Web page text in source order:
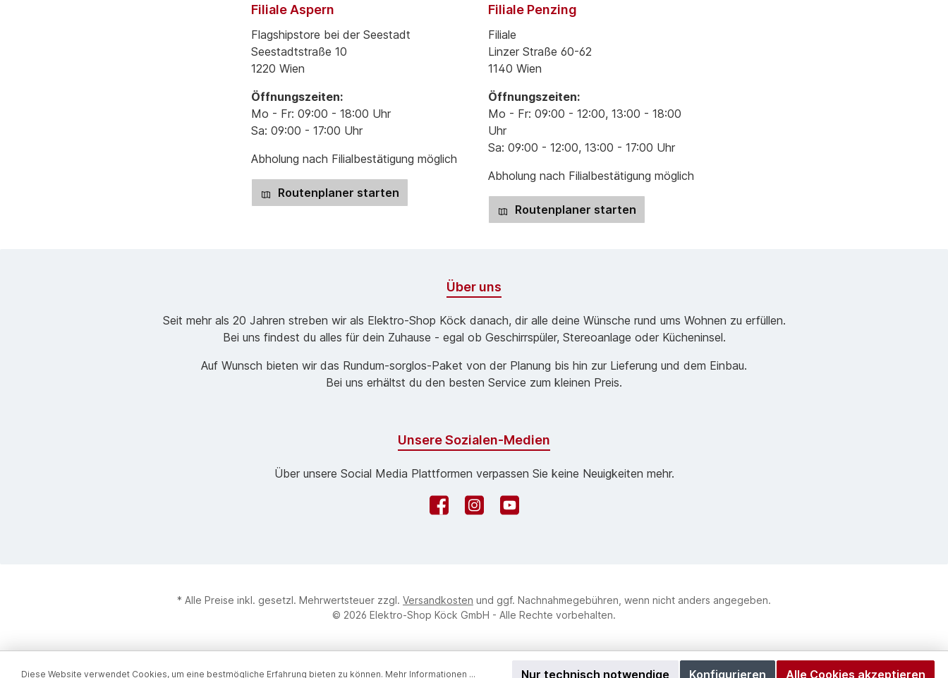
Filiale Aspern
Flagshipstore bei der Seestadt
Seestadtstraße 10
1220 Wien
Öffnungszeiten:
Mo - Fr: 09:00 - 18:00 Uhr
Sa: 09:00 - 17:00 Uhr
Abholung nach Filialbestätigung möglich
Routenplaner starten
Filiale Penzing
Filiale
Linzer Straße 60-62
1140 Wien
Öffnungszeiten:
Mo - Fr: 09:00 - 12:00, 13:00 - 18:00
Uhr
Sa: 09:00 - 12:00, 13:00 - 17:00 Uhr
Abholung nach Filialbestätigung möglich
Routenplaner starten
Über uns
Seit mehr als 20 Jahren streben wir als Elektro-Shop Köck danach, dir alle deine Wünsche rund ums Wohnen zu erfüllen.
Bei uns findest du alles für dein Zuhause - egal ob Geschirrspüler, Stereoanlage oder Kücheninsel.
Auf Wunsch bieten wir das Rund­um-sorg­los-Pa­ket von der Planung bis hin zur Lieferung und dem Einbau.
Bei uns erhältst du den besten Service zum kleinen Preis.
Unsere Sozialen-Medien
Über unsere Social Media Plattformen verpassen Sie keine Neuigkeiten mehr.
FacebookInstagramYouTube
* Alle Preise inkl. gesetzl. Mehrwertsteuer zzgl. Versandkosten und ggf. Nachnahmegebühren, wenn nicht anders angegeben.
© 2026 Elektro-Shop Köck GmbH - Alle Rechte vorbehalten.
Diese Website verwendet Cookies, um eine bestmögliche Erfahrung bieten zu können. Mehr Informationen ... Nur technisch notwendige Konfigurieren Alle Cookies akzeptieren